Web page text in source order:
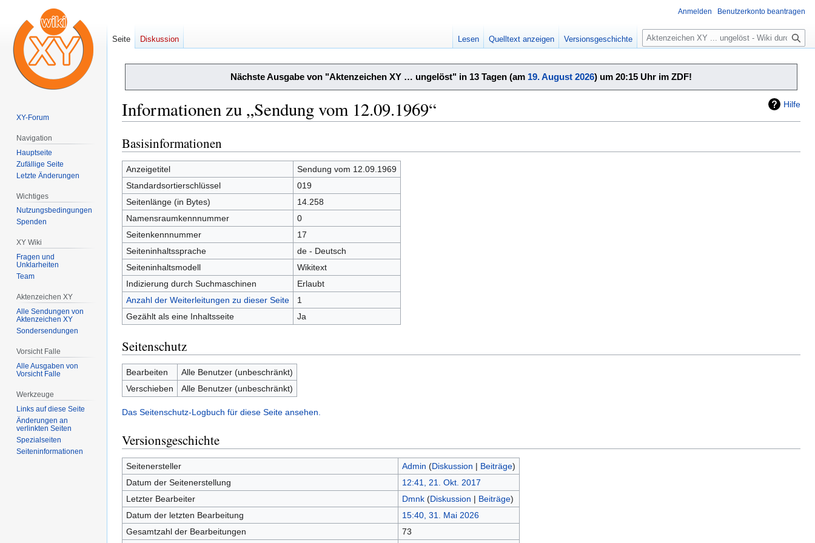
Nächste Ausgabe von "Aktenzeichen XY … ungelöst" in 13 Tagen (am 19. August 2026) um 20:15 Uhr im ZDF!
Hilfe
Informationen zu „Sendung vom 12.09.1969“
Zur
Navigation
springen
Zur
Suche
springen
Basisinformationen
Anzeigetitel
Sendung vom 12.09.1969
Standardsortierschlüssel
019
Seitenlänge (in Bytes)
14.258
Namensraumkennnummer
0
Seitenkennnummer
17
Seiteninhaltssprache
de - Deutsch
Seiteninhaltsmodell
Wikitext
Indizierung durch Suchmaschinen
Erlaubt
Anzahl der Weiterleitungen zu dieser Seite
1
Gezählt als eine Inhaltsseite
Ja
Seitenschutz
Bearbeiten
Alle Benutzer (unbeschränkt)
Verschieben
Alle Benutzer (unbeschränkt)
Das Seitenschutz-Logbuch für diese Seite ansehen.
Versionsgeschichte
Seitenersteller Admin (Diskussion | Beiträge)
Datum der Seitenerstellung
12:41, 21. Okt. 2017
Letzter Bearbeiter
Dmnk (Diskussion | Beiträge)
Datum der letzten Bearbeitung
15:40, 31. Mai 2026
Gesamtzahl der Bearbeitungen
73
Anmelden Benutzerkonto beantragen
Seite Diskussion Lesen Quelltext anzeigen Versionsgeschichte
Suche
XY-Forum
Navigation
Hauptseite
Zufällige Seite
Letzte Änderungen
Wichtiges
Nutzungsbedingungen
Spenden
XY Wiki
Fragen und
Unklarheiten
Team
Aktenzeichen XY
Alle Sendungen von
Aktenzeichen XY
Sondersendungen
Vorsicht Falle
Alle Ausgaben von
Vorsicht Falle
Werkzeuge
Links auf diese Seite
Änderungen an
verlinkten Seiten
Spezialseiten
Seiten­­informationen